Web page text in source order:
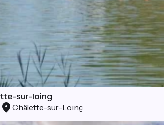
sur-loing
Châlette-sur-Loing